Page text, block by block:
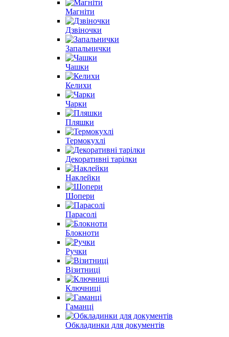
Магніти
Дзвіночки
Запальнички
Чашки
Келихи
Чарки
Пляшки
Термокухлі
Декоративні тарілки
Наклейки
Шопери
Парасолі
Блокноти
Ручки
Візитниці
Ключниці
Гаманці
Обкладинки для документів